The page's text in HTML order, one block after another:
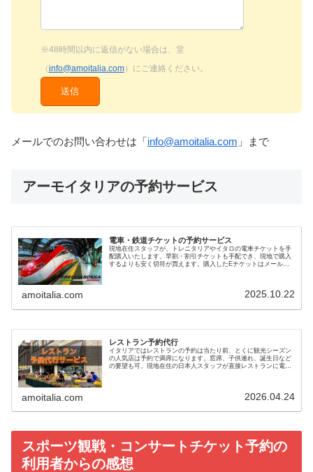
※48時間以内に返信がない場合は、堂
（info@amoitalia.com）にご連絡ください。
メールでのお問い合わせは「info@amoitalia.com 」まで
アーモイタリアの予約サービス
電車・鉄道チケットの予約サービス
現地在住スタッフが、トレニタリアやイタロの電車チケットを手
配購入いたします。早割・割引チケットも手配でき、現地で購入
するよりも安く切符が買えます。購入したEチケットはメールで
amoitalia.com 2025.10.22
レストラン予約代行
イタリアではレストランの予約は当たり前、とくに観光シーズン
の人気店は予約で満席になります。窓席、子供連れ、誕生日など
の要望も可。現地在住の日本人スタッフが直接レストランに電話
amoitalia.com 2026.04.24
スポーツ観戦・コンサートチケット予約の
利用者からの感想